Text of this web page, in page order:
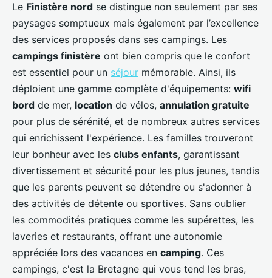
Le Finistère nord se distingue non seulement par ses
paysages somptueux mais également par l’excellence
des services proposés dans ses campings. Les
campings finistère ont bien compris que le confort
est essentiel pour un séjour mémorable. Ainsi, ils
déploient une gamme complète d'équipements: wifi
bord de mer, location de vélos, annulation gratuite
pour plus de sérénité, et de nombreux autres services
qui enrichissent l'expérience. Les familles trouveront
leur bonheur avec les clubs enfants, garantissant
divertissement et sécurité pour les plus jeunes, tandis
que les parents peuvent se détendre ou s'adonner à
des activités de détente ou sportives. Sans oublier
les commodités pratiques comme les supérettes, les
laveries et restaurants, offrant une autonomie
appréciée lors des vacances en camping. Ces
campings, c'est la Bretagne qui vous tend les bras,